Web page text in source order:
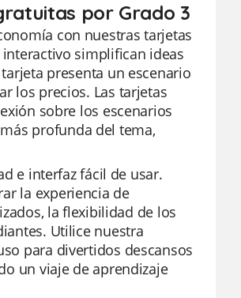
por Grado 3
con nuestras tarjetas
simplifican ideas
presenta un escenario
los precios. Las tarjetas
sobre los escenarios
profunda del tema,
e interfaz fácil de usar.
la experiencia de
la flexibilidad de los
Utilice nuestra
para divertidos descansos
un viaje de aprendizaje